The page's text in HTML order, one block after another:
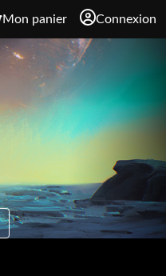
Mon panier Connexion